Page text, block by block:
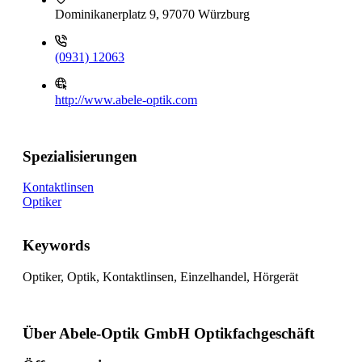
Dominikanerplatz 9, 97070 Würzburg
(0931) 12063
http://www.abele-optik.com
Spezialisierungen
Kontaktlinsen
Optiker
Keywords
Optiker, Optik, Kontaktlinsen, Einzelhandel, Hörgerät
Über Abele-Optik GmbH Optikfachgeschäft